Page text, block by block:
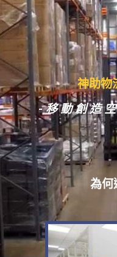
神助物
-移動創造
為何